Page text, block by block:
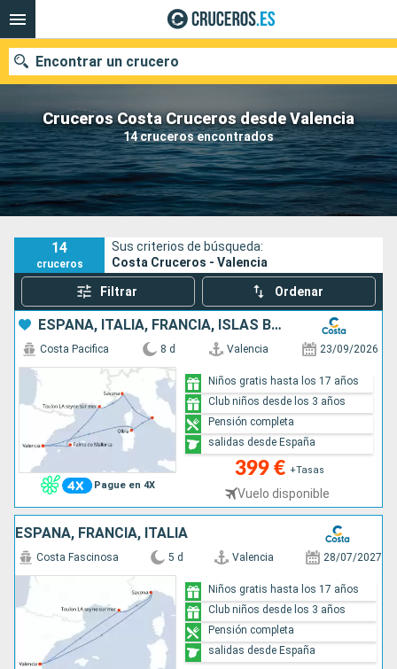
Cruceros Costa Cruceros desde Valencia
14 cruceros encontrados
Encontrar un crucero
Nuestros destinos
Fecha de salida
Puertos
Buscar
14
cruceros
Sus criterios de búsqueda:
Costa Cruceros - Valencia
Filtrar Ordenar
ESPAÑA, ITALIA, FRANCIA, ISLAS BALEARES
Pague en 4X
Costa Pacifica 8 d Valencia 23/09/2026
399 € +Tasas
Vuelo disponible
Niños gratis hasta los 17 años
Club niños desde los 3 años
Pensión completa
salidas desde España
ESPAÑA, FRANCIA, ITALIA
Costa Fascinosa 5 d Valencia 28/07/2027
Niños gratis hasta los 17 años
Club niños desde los 3 años
Pensión completa
salidas desde España